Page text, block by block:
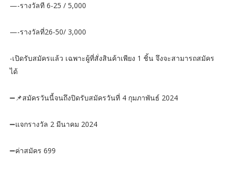
—-รางวัลที 6-25 / 5,000
—-รางวัลที่26-50/ 3,000
-เปิดรับสมัครแล้ว เฉพาะผู้ที่สั่งสินค้าเพียง 1 ชิ้น จึงจะสามารถสมัคร
ได้
➖📌สมัครวันนี้จนถึงปิดรับสมัครวันที่ 4 กุมภาพันธ์ 2024
➖แจกรางวัล 2 มีนาคม 2024
➖ค่าสมัคร 699